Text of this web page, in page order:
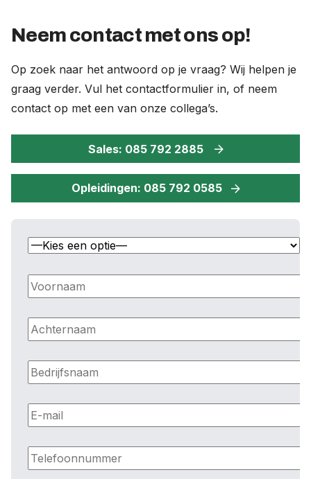
Neem contact met ons op!
Op zoek naar het antwoord op je vraag? Wij helpen je
graag verder. Vul het contactformulier in, of neem
contact op met een van onze collega’s.
Sales: 085 792 2885
Opleidingen: 085 792 0585
Over ons
Werken bij
0